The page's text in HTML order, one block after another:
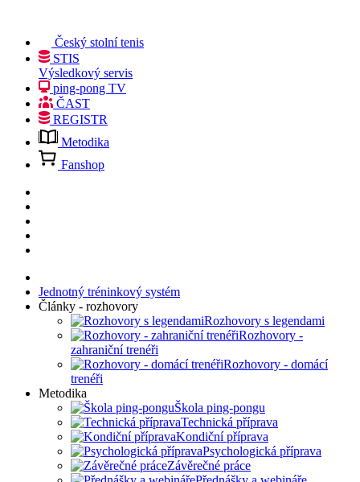
Český stolní tenis
STIS
Výsledkový servis
ping-pong TV
ČAST
REGISTR
Metodika
Fanshop
Jednotný tréninkový systém
Články - rozhovory
Rozhovory s legendami
Rozhovory -
zahraniční trenéři
Rozhovory - domácí
trenéři
Metodika
Škola ping-pongu
Technická příprava
Kondiční příprava
Psychologická příprava
Závěrečné práce